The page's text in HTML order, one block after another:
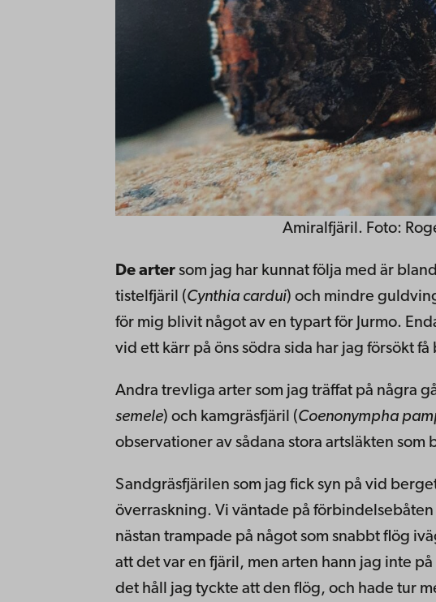
Amiralfjäril. Foto:
De artersom jag har kunnat följa med är
tistelfjäril (Cynthia cardui) och mindre
för mig blivit något av en typart för Jurmo.
vid ett kärr på öns södra sida har jag försökt
Andra trevliga arter som jag träffat på några
semele) och kamgräsfjäril (Coenonympha
observationer av sådana stora artsläkten
Sandgräsfjärilen som jag fick syn på vid
överraskning. Vi väntade på
nästan trampade på något som snabbt flög
att det var en fjäril, men arten hann jag inte
det håll jag tyckte att den flög, och hade tur